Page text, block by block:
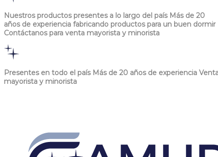
Nuestros productos presentes a lo largo del país Más de 20
años de experiencia fabricando productos para un buen dormir
Contáctanos para venta mayorista y minorista
Presentes en todo el país Más de 20 años de experiencia
mayorista y minorista